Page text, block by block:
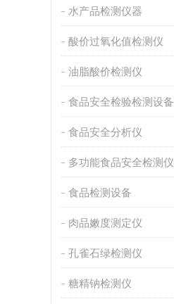
水产品检测仪器
酸价过氧化值检测仪
油脂酸价检测仪
食品安全检验检测设备
食品安全分析仪
多功能食品安全检测仪
食品检测设备
肉品嫩度测定仪
孔雀石绿检测仪
糖精钠检测仪